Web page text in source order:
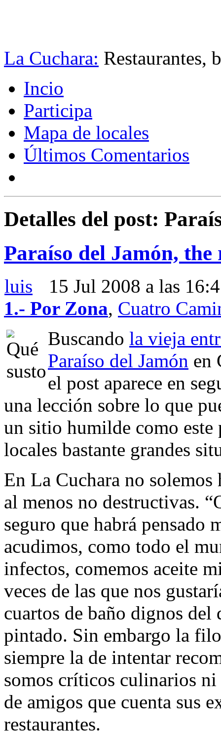
La Cuchara: Restaurantes,
Incio
Participa
Mapa de locales
Últimos Comentarios
Detalles del post:
Paraíso del Jamón, the
luis
15 Jul 2008 a las
1.- Por Zona, Cuatro
Buscando la vieja
Paraíso del Jamón en
el post aparece en
una lección sobre lo que
un sitio humilde como este
locales bastante grandes
En La Cuchara no
al menos no destructivas.
seguro que habrá pensado
acudimos, como todo el
infectos, comemos aceite
veces de las que nos
cuartos de baño dignos
pintado. Sin embargo la
siempre la de intentar
somos críticos culinarios
de amigos que cuenta sus
restaurantes.